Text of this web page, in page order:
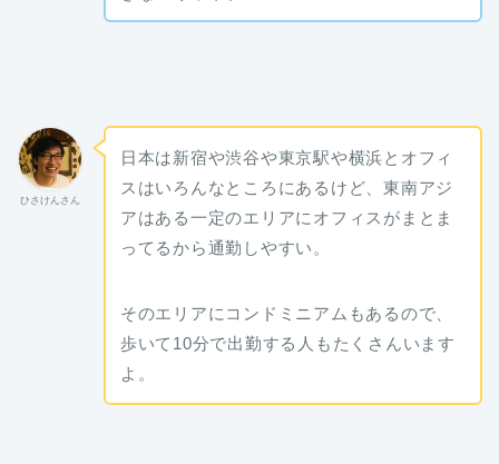
ひさけんさん
日本は新宿や渋谷や東京駅や横浜とオフィ
スはいろんなところにあるけど、東南アジ
アはある一定のエリアにオフィスがまとま
ってるから通勤しやすい。
そのエリアにコンドミニアムもあるので、
歩いて10分で出勤する人もたくさんいます
よ。